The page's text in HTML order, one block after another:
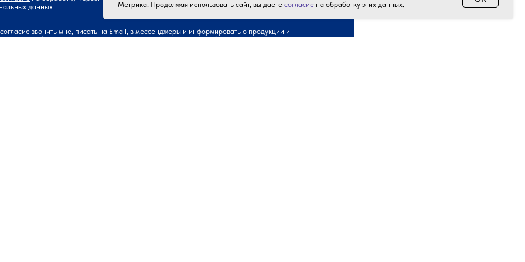
данных
согласие звонить мне, писать на Email, в мессенджеры и информировать о продукции и
Метрика. Продолжая использовать сайт, вы даете согласие на обработку этих данных.